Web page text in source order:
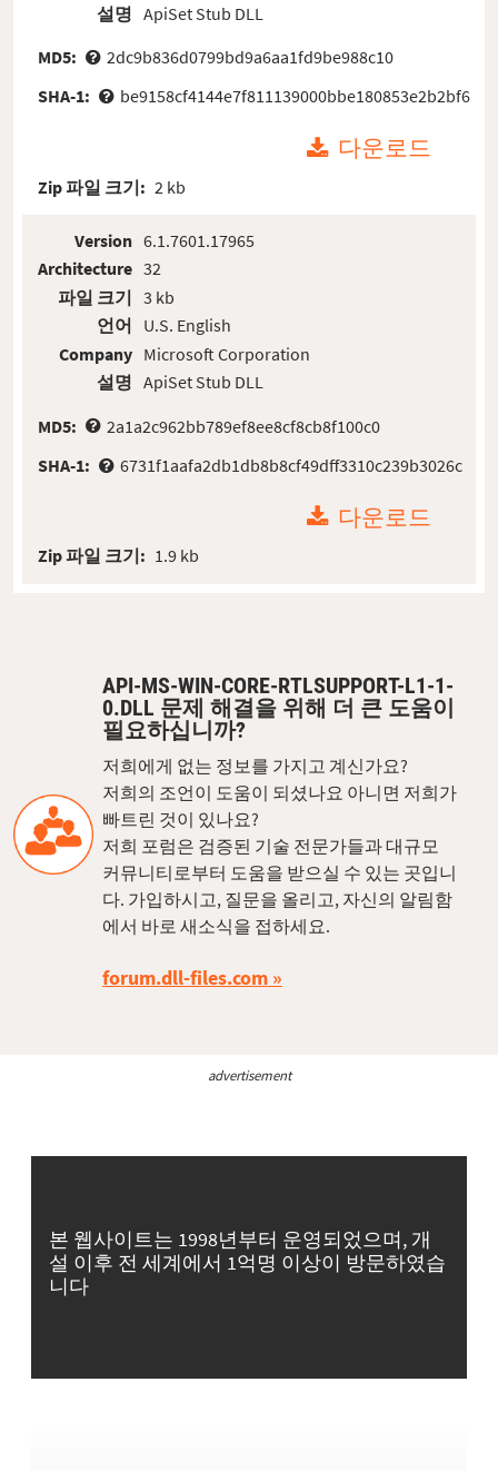
설명 ApiSet Stub DLL
MD5:
2dc9b836d0799bd9a6aa1fd9be988c10
SHA-1:
be9158cf4144e7f811139000bbe180853e2b2bf6
다운로드
Zip 파일 크기: 2 kb
Version
Architecture
파일 크기
언어
Company
설명
6.1.7601.17965
32
3 kb
U.S. English
Microsoft Corporation
ApiSet Stub DLL
MD5:
2a1a2c962bb789ef8ee8cf8cb8f100c0
SHA-1:
6731f1aafa2db1db8b8cf49dff3310c239b3026c
다운로드
Zip 파일 크기: 1.9 kb
API-MS-WIN-CORE-RTLSUPPORT-L1-1-
0.DLL 문제 해결을 위해 더 큰 도움이
필요하십니까?
저희에게 없는 정보를 가지고 계신가요?
저희의 조언이 도움이 되셨나요 아니면 저희가
빠트린 것이 있나요?
저희 포럼은 검증된 기술 전문가들과 대규모
커뮤니티로부터 도움을 받으실 수 있는 곳입니
다. 가입하시고, 질문을 올리고, 자신의 알림함
에서 바로 새소식을 접하세요.
forum.dll-files.com
advertisement
본 웹사이트는 1998년부터 운영되었으며, 개
설 이후 전 세계에서 1억명 이상이 방문하였습
니다